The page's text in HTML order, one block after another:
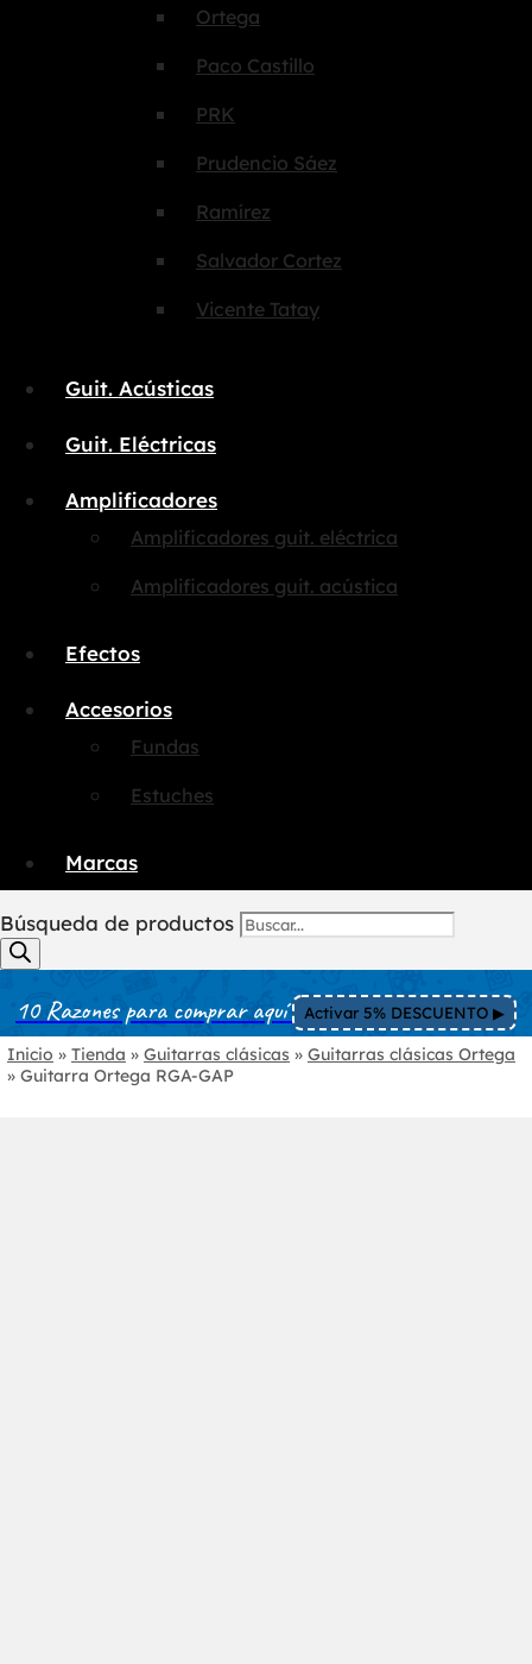
Ortega
Paco Castillo
PRK
Prudencio Sáez
Ramírez
Salvador Cortez
Vicente Tatay
Guit. Acústicas
Guit. Eléctricas
Amplificadores
Amplificadores guit. eléctrica
Amplificadores guit. acústica
Efectos
Accesorios
Fundas
Estuches
Marcas
Búsqueda de productos
10 Razones para comprar aquí Activar 5% DESCUENTO ▶︎
Inicio » Tienda » Guitarras clásicas » Guitarras clásicas Ortega
» Guitarra Ortega RGA-GAP